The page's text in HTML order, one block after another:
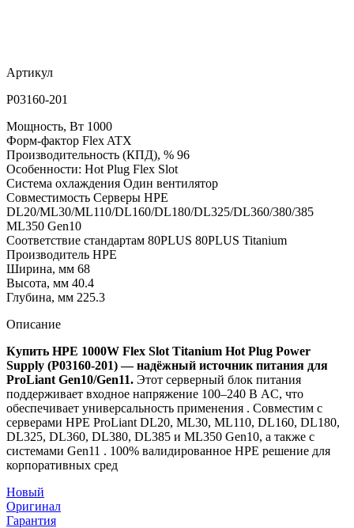
Артикул
P03160-201
Мощность, Вт 1000
Форм-фактор Flex ATX
Производительность (КПД), % 96
Особенности: Hot Plug Flex Slot
Система охлаждения Один вентилятор
Совместимость Серверы HPE
DL20/ML30/ML110/DL160/DL180/DL325/DL360/380/385
ML350 Gen10
Соответствие стандартам 80PLUS 80PLUS Titanium
Производитель HPE
Ширина, мм 68
Высота, мм 40.4
Глубина, мм 225.3
Описание
Купить HPE 1000W Flex Slot Titanium Hot Plug Power
Supply (P03160-201) — надёжный источник питания для
ProLiant Gen10/Gen11. Этот серверный блок питания
поддерживает входное напряжение 100–240 В AC, что
обеспечивает универсальность применения . Совместим с
серверами HPE ProLiant DL20, ML30, ML110, DL160, DL180,
DL325, DL360, DL380, DL385 и ML350 Gen10, а также с
системами Gen11 . 100% валидированное HPE решение для
корпоративных сред
Новый
Оригинал
Гарантия